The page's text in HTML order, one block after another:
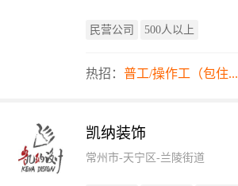
民营公司 500人以上
热招： 普工/操作工（包住...
凯纳装饰
常州市-天宁区-兰陵街道